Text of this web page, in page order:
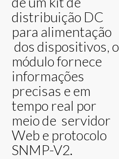
distribuição DC
para alimentação
dos dispositivos, o
módulo fornece
informações
precisas e em
tempo real por
meio de servidor
Web e protocolo
SNMP-V2.